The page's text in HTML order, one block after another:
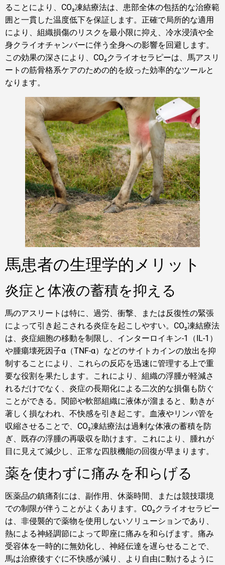
ることにより、CO₂凍結療法は、患部全体の包括的な治療範
囲と一貫した温度低下を保証します。正確で局所的な適用
により、組織損傷のリスクを最小限に抑え、冷水浸漬や全
身クライオチャンバーに伴う全身への影響を回避します。
この効果の深さにより、CO₂クライオセラピーは、馬アスリ
ートの筋骨格系ケアのための的を絞った効率的なツールと
なります。
馬患者の生理学的メリット
炎症と体液の蓄積を抑える
馬のアスリートは特に、過労、衝撃、または反復性の緊張
によって引き起こされる炎症を起こしやすい。CO₂凍結療法
は、炎症細胞の移動を制限し、インターロイキン-1（IL-1）
や腫瘍壊死因子α（TNF-α）などのサイトカインの放出を抑
制することにより、これらの反応を迅速に管理する上で重
要な役割を果たします。これにより、組織の浮腫が軽減さ
れるだけでなく、炎症の長期化による二次的な損傷も防ぐ
ことができる。関節や軟部組織に液体が溜まると、動きが
著しく損なわれ、不快感を引き起こす。血液やリンパ管を
収縮させることで、CO₂凍結療法は過剰な体液の蓄積を防
ぎ、既存の浮腫の再吸収を助けます。これにより、腫れが
目に見えて減少し、正常な四肢機能の回復が早まります。
薬を使わずに痛みを和らげる
医薬品の鎮痛剤には、副作用、休薬時間、または競技環境
での制限が伴うことがよくあります。CO₂クライオセラピー
は、非侵襲的で薬物を使用しないソリューションであり、
熱による神経調節によって即座に痛みを和らげます。痛み
受容体を一時的に無効化し、神経伝達を遅らせることで、
馬は治療後すぐに不快感が減り、より自由に動けるように